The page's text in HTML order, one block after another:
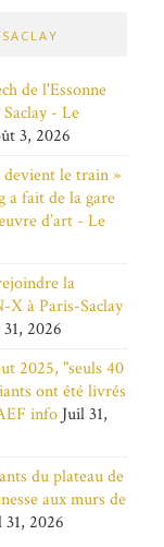
de l'Essonne
- Le
3, 2026
devient le train »
a fait de la gare
d’art - Le
la
X à Paris-Saclay
31, 2026
2025, "seuls 40
ont été livrés
info Juil 31,
du plateau de
aux murs de
31, 2026